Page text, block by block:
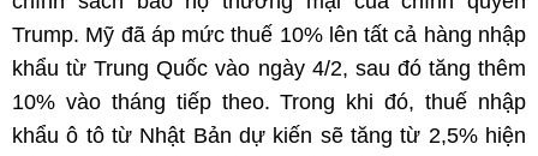
Trump. Mỹ đã áp mức thuế 10% lên tất cả hàng nhập
khẩu từ Trung Quốc vào ngày 4/2, sau đó tăng thêm
10% vào tháng tiếp theo. Trong khi đó, thuế nhập
khẩu ô tô từ Nhật Bản dự kiến sẽ tăng từ 2,5% hiện